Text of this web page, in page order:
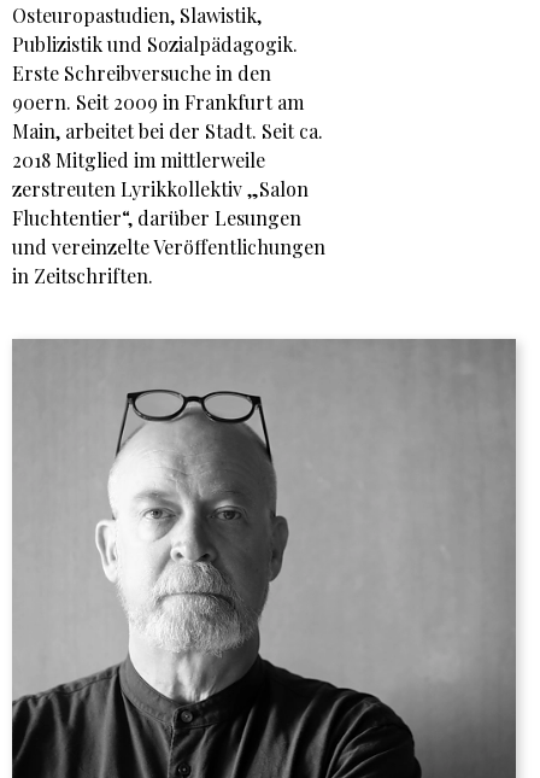
Osteuropastudien, Slawistik,
Publizistik und Sozialpädagogik.
Erste Schreibversuche in den
90ern. Seit 2009 in Frankfurt am
Main, arbeitet bei der Stadt. Seit ca.
2018 Mitglied im mittlerweile
zerstreuten Lyrikkollektiv „Salon
Fluchtentier“, darüber Lesungen
und vereinzelte Veröffentlichungen
in Zeitschriften.